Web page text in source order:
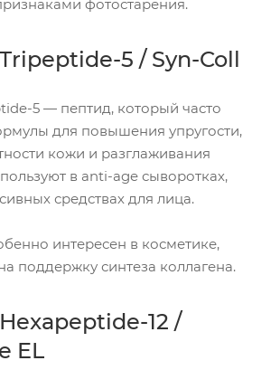
фотостарения.
5 / Syn-Coll
5 — пептид, который часто
для повышения упругости,
кожи и разглаживания
в anti-age сыворотках,
средствах для лица.
интересен в косметике,
поддержку синтеза коллагена.
12 /
EL